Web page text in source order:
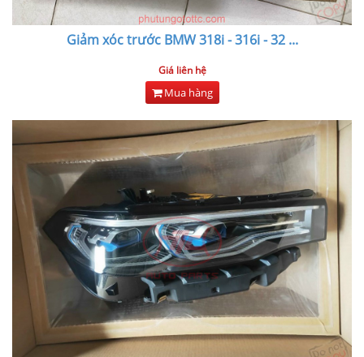
Giảm xóc trước BMW 318i - 316i - 32...
Giá liên hệ
Mua hàng